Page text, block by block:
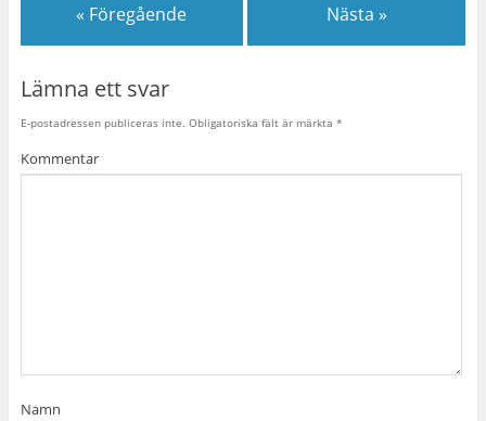
« Föregående Nästa »
Lämna ett svar
E-postadressen publiceras inte. Obligatoriska fält är märkta *
Kommentar
Namn